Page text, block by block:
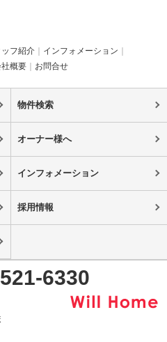
ッフ紹介
インフォメーション
概要 お問合せ
物件検索
オーナー様へ
インフォメーション
採用情報
6330